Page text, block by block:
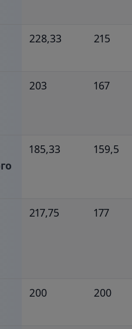
228,33 215
203 167
185,33 159,5
217,75 177
200 200